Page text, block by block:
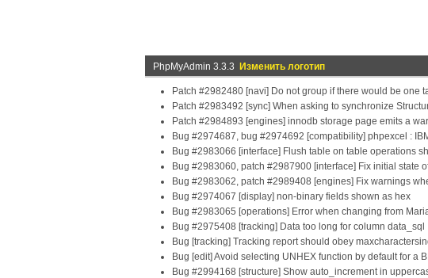
PhpMyAdmin 3.3.3 Изменить логотип
Patch #2982480 [navi] Do not group if there would be one
Patch #2983492 [sync] When asking to synchronize
Patch #2984893 [engines] innodb storage page emits a
Bug #2974687, bug #2974692 [compatibility] phpexcel :
Bug #2983066 [interface] Flush table on table operations
Bug #2983060, patch #2987900 [interface] Fix initial state
Bug #2983062, patch #2989408 [engines] Fix warnings
Bug #2974067 [display] non-binary fields shown as hex
Bug #2983065 [operations] Error when changing from
Bug #2975408 [tracking] Data too long for column data_sql
Bug [tracking] Tracking report should obey
Bug [edit] Avoid selecting UNHEX function by default for a
Bug #2994168 [structure] Show auto_increment in